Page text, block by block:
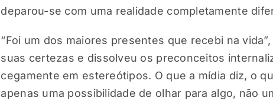
deparou-se com uma realidade completamente
“Foi um dos maiores presentes que recebi na
suas certezas e dissolveu os preconceitos
cegamente em estereótipos. O que a mídia diz, o
apenas uma possibilidade de olhar para algo, não